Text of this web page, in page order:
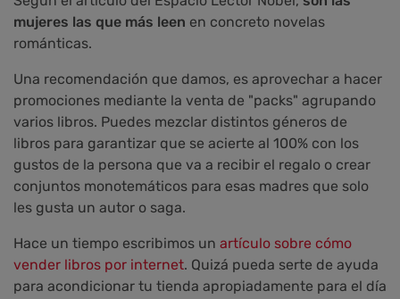
mujeres las que más leen en concreto novelas
románticas.
Una recomendación que damos, es aprovechar a hacer
promociones mediante la venta de "packs" agrupando
varios libros. Puedes mezclar distintos géneros de
libros para garantizar que se acierte al 100% con los
gustos de la persona que va a recibir el regalo o crear
conjuntos monotemáticos para esas madres que solo
les gusta un autor o saga.
Hace un tiempo escribimos un artículo sobre cómo
vender libros por internet. Quizá pueda serte de ayuda
para acondicionar tu tienda apropiadamente para el día